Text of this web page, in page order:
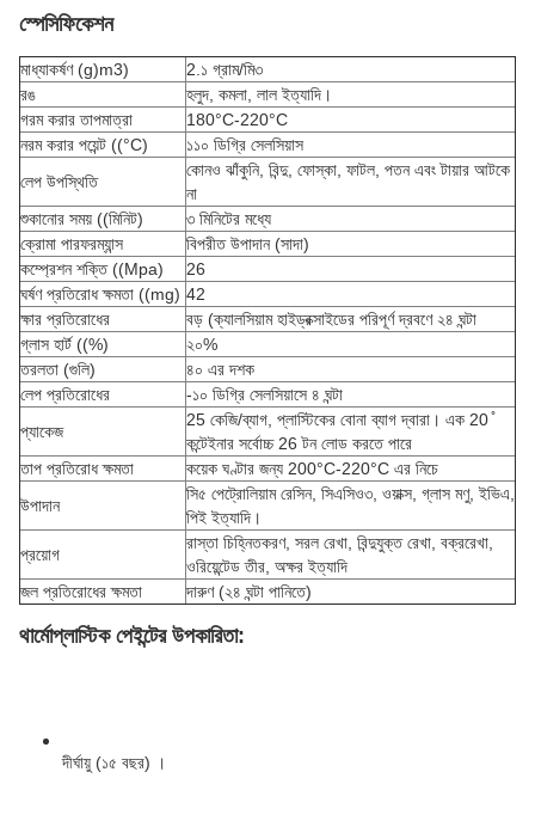
স্পেসিফিকেশন
মাধ্যাকর্ষণ (g)m3)
2.১ গ্রাম/মি৩
রঙ
হলুদ, কমলা, লাল ইত্যাদি।
গরম করার তাপমাত্রা
180°C-220°C
নরম করার পয়েন্ট ((°C)
১১০ ডিগ্রি সেলসিয়াস
লেপ উপস্থিতি
কোনও ঝাঁকুনি, বিন্দু, ফোস্কা, ফাটল, পতন এবং টায়ার আটকে
না
শুকানোর সময় ((মিনিট)
৩ মিনিটের মধ্যে
ক্রোমা পারফরম্যান্স
বিপরীত উপাদান (সাদা)
কম্প্রেশন শক্তি ((Mpa)
26
ঘর্ষণ প্রতিরোধ ক্ষমতা ((mg) 42
ক্ষার প্রতিরোধের
বড় (ক্যালসিয়াম হাইড্রক্সাইডের পরিপূর্ণ দ্রবণে ২৪ ঘন্টা
গ্লাস হার্ট ((%)
২০%
তরলতা (গুলি)
৪০ এর দশক
লেপ প্রতিরোধের
-১০ ডিগ্রি সেলসিয়াসে ৪ ঘন্টা
প্যাকেজ
25 কেজি/ব্যাগ, প্লাস্টিকের বোনা ব্যাগ দ্বারা। এক 20 ̊
কন্টেইনার সর্বোচ্চ 26 টন লোড করতে পারে
তাপ প্রতিরোধ ক্ষমতা
কয়েক ঘণ্টার জন্য 200°C-220°C এর নিচে
উপাদান
সি৫ পেট্রোলিয়াম রেসিন, সিএসিও৩, ওয়াক্স, গ্লাস মণু, ইভিএ,
পিই ইত্যাদি।
প্রয়োগ
রাস্তা চিহ্নিতকরণ, সরল রেখা, বিন্দুযুক্ত রেখা, বক্ররেখা,
ওরিয়েন্টেড তীর, অক্ষর ইত্যাদি
জল প্রতিরোধের ক্ষমতা
দারুণ (২৪ ঘন্টা পানিতে)
থার্মোপ্লাস্টিক পেইন্টের উপকারিতা:
দীর্ঘায়ু (১৫ বছর) ।